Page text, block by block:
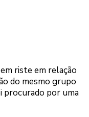
riste em relação
do mesmo grupo
procurado por uma